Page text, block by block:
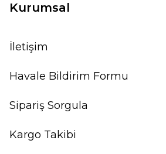
Kurumsal
İletişim
Havale Bildirim Formu
Sipariş Sorgula
Kargo Takibi